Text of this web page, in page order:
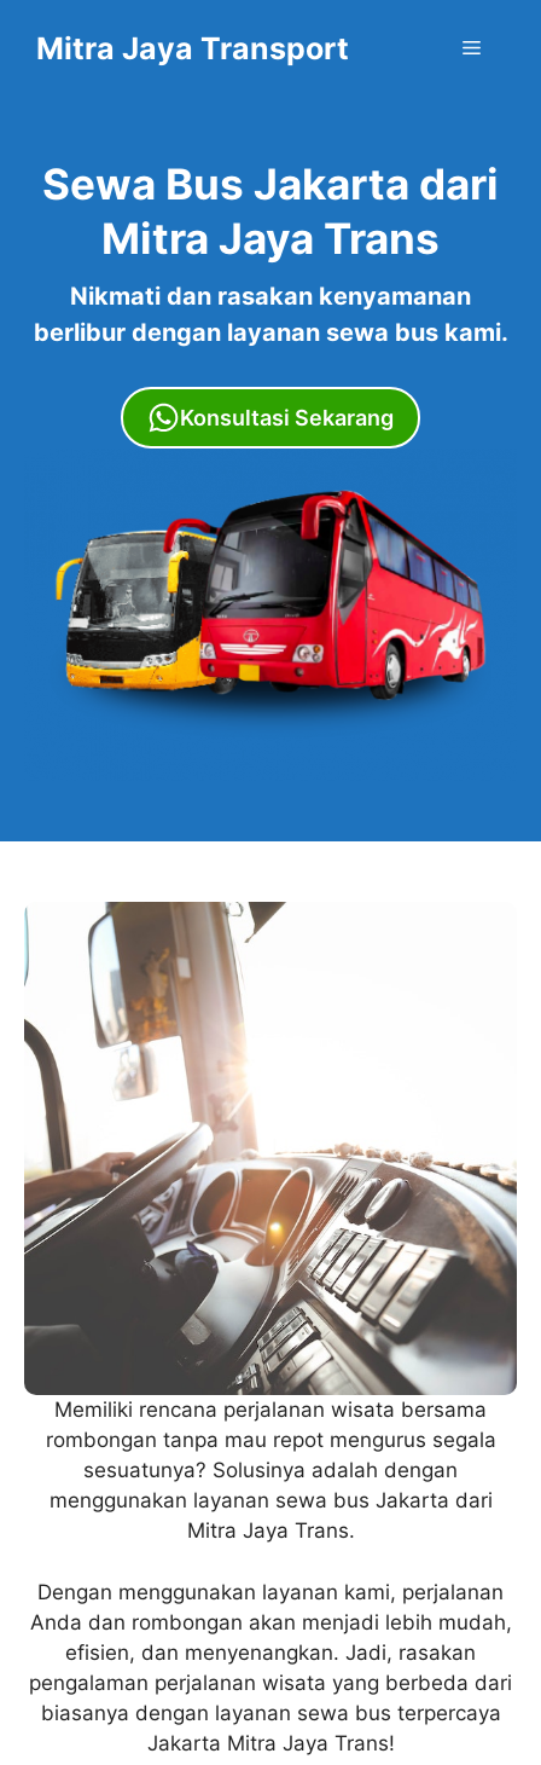
Mitra Jaya Transport Menu
Sewa Bus Jakarta dari
Mitra Jaya Trans
Nikmati dan rasakan kenyamanan
berlibur dengan layanan sewa bus kami.
Konsultasi Sekarang
Memiliki rencana perjalanan wisata bersama
rombongan tanpa mau repot mengurus segala
sesuatunya? Solusinya adalah dengan
menggunakan layanan sewa bus Jakarta dari
Mitra Jaya Trans.
Dengan menggunakan layanan kami, perjalanan
Anda dan rombongan akan menjadi lebih mudah,
efisien, dan menyenangkan. Jadi, rasakan
pengalaman perjalanan wisata yang berbeda dari
biasanya dengan layanan sewa bus terpercaya
Jakarta Mitra Jaya Trans!